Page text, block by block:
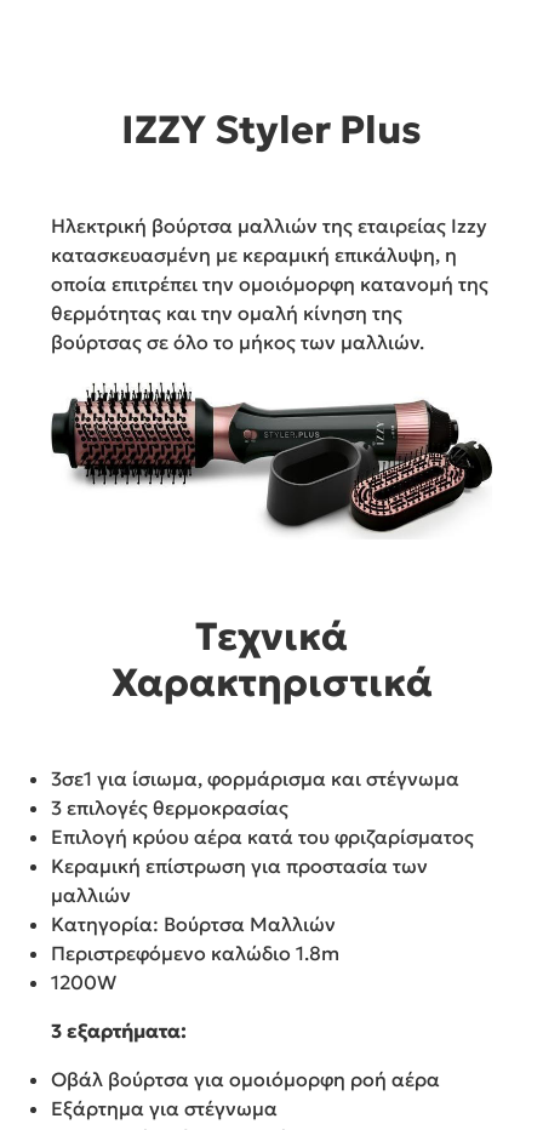
IZZY Styler Plus
Ηλεκτρική βούρτσα μαλλιών της εταιρείας Izzy
κατασκευασμένη με κεραμική επικάλυψη, η
οποία επιτρέπει την ομοιόμορφη κατανομή της
θερμότητας και την ομαλή κίνηση της
βούρτσας σε όλο το μήκος των μαλλιών.
Τεχνικά
Χαρακτηριστικά
3σε1 για ίσιωμα, φορμάρισμα και στέγνωμα
3 επιλογές θερμοκρασίας
Επιλογή κρύου αέρα κατά του φριζαρίσματος
Κεραμική επίστρωση για προστασία των
μαλλιών
Κατηγορία: Βούρτσα Μαλλιών
Περιστρεφόμενο καλώδιο 1.8m
1200W
3 εξαρτήματα:
Οβάλ βούρτσα για ομοιόμορφη ροή αέρα
Εξάρτημα για στέγνωμα